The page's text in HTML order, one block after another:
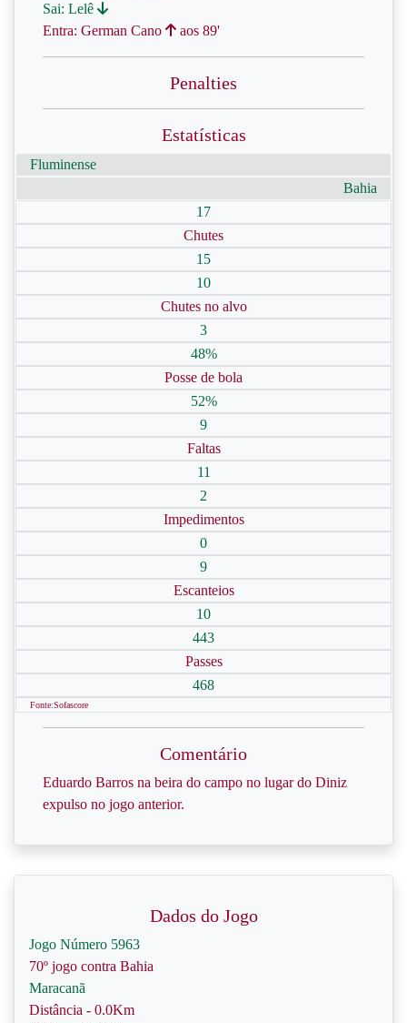
Sai: Lelê
Entra: German Cano
aos 89'
Penalties
Estatísticas
Fluminense
Bahia
17
Chutes
15
10
Chutes no alvo
3
48%
Posse de bola
52%
9
Faltas
11
2
Impedimentos
0
9
Escanteios
10
443
Passes
468
Fonte:Sofascore
Comentário
Eduardo Barros na beira do campo no lugar do Diniz
expulso no jogo anterior.
Dados do Jogo
Jogo Número 5963
70º jogo contra Bahia
Maracanã
Distância - 0.0Km